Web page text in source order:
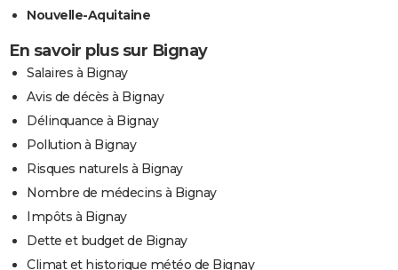
Nouvelle-Aquitaine
En savoir plus sur Bignay
Salaires à Bignay
Avis de décès à Bignay
Délinquance à Bignay
Pollution à Bignay
Risques naturels à Bignay
Nombre de médecins à Bignay
Impôts à Bignay
Dette et budget de Bignay
Climat et historique météo de Bignay